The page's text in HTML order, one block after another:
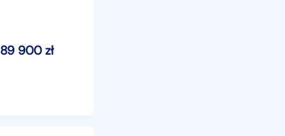
89 900zł